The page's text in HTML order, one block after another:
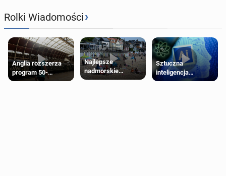
Rolki Wiadomości›
Anglia rozszerza
program 50-
procentowych
Najlepsze
nadmorskie
miasteczko blisko
Sztuczna
inteligencja
próbowała oszukać